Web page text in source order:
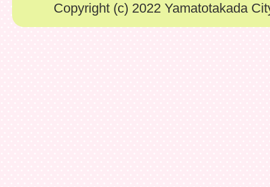
Copyright (c) 2022 Yamatotakada